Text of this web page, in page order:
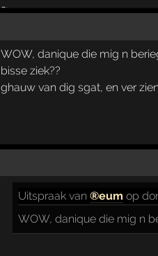
WOW, danique die mig n
bisse ziek??
ghauw van dig sgat, en ver
Uitspraakvan ®eum op
WOW, danique die mig n